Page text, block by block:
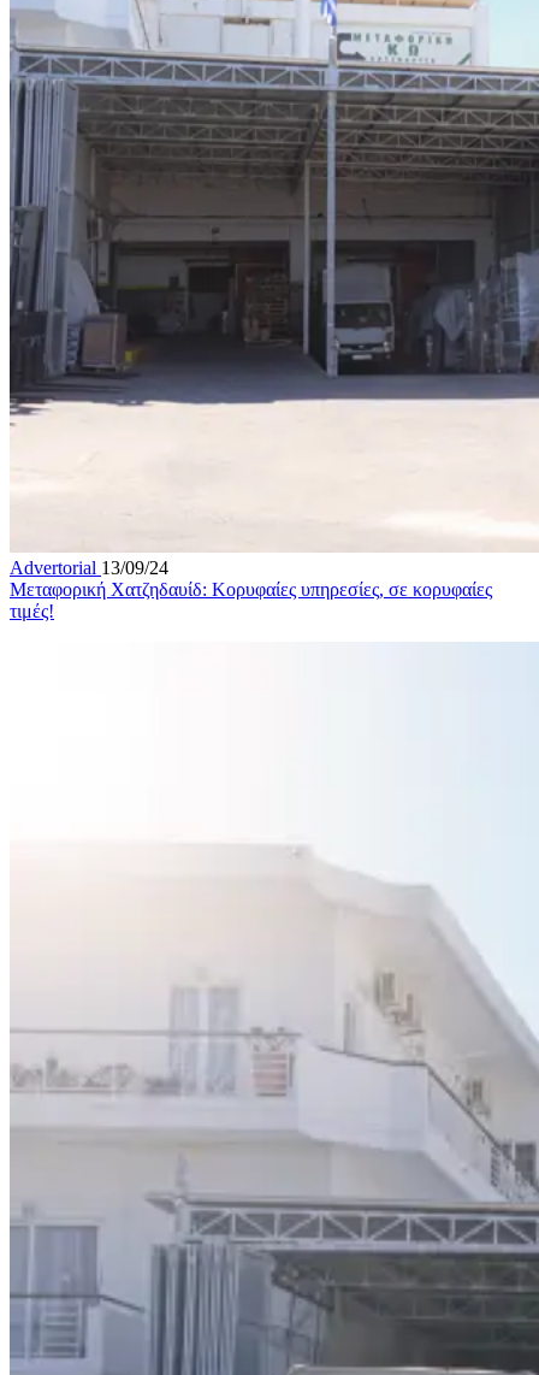
Advertorial 13/09/24
Μεταφορική Χατζηδαυίδ: Κορυφαίες υπηρεσίες, σε κορυφαίες
τιμές!